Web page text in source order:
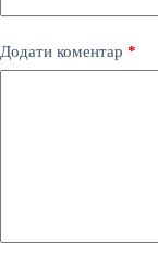
Додати коментар *